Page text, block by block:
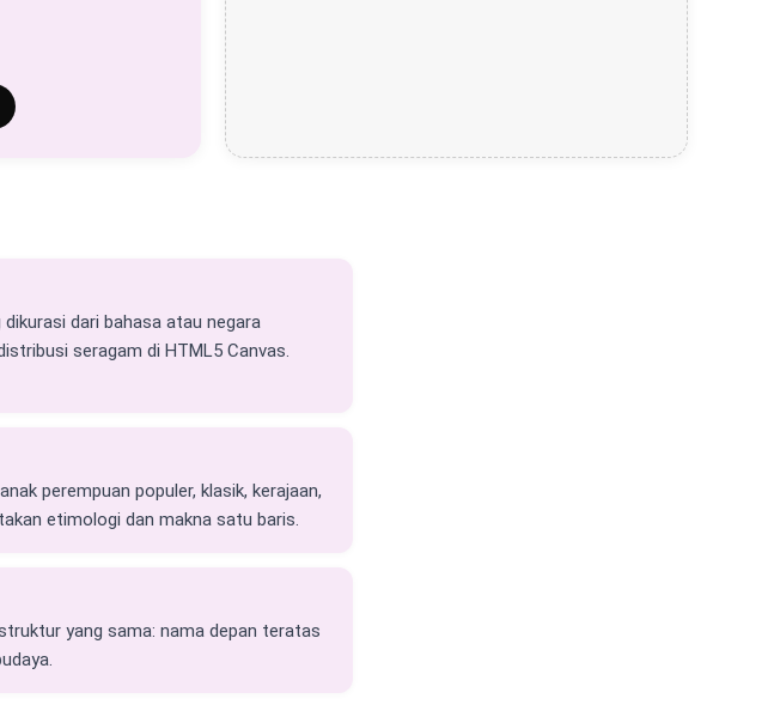
dari bahasa atau negara
seragam di HTML5 Canvas.
perempuan populer, klasik, kerajaan,
etimologi dan makna satu baris.
yang sama: nama depan teratas